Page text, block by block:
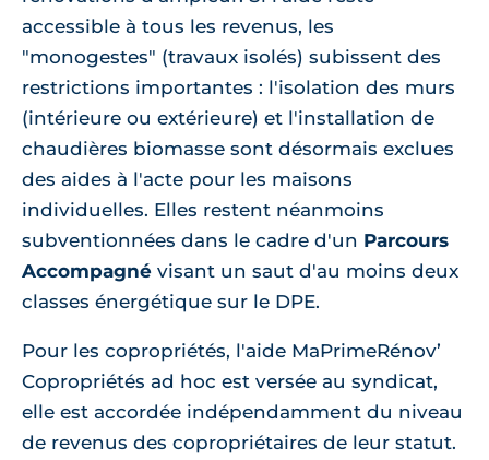
accessible à tous les revenus, les
"monogestes" (travaux isolés) subissent des
restrictions importantes : l'isolation des murs
(intérieure ou extérieure) et l'installation de
chaudières biomasse sont désormais exclues
des aides à l'acte pour les maisons
individuelles. Elles restent néanmoins
subventionnées dans le cadre d'un Parcours
Accompagné visant un saut d'au moins deux
classes énergétique sur le DPE.
Pour les copropriétés, l'aide MaPrimeRénov’
Copropriétés ad hoc est versée au syndicat,
elle est accordée indépendamment du niveau
de revenus des copropriétaires de leur statut.